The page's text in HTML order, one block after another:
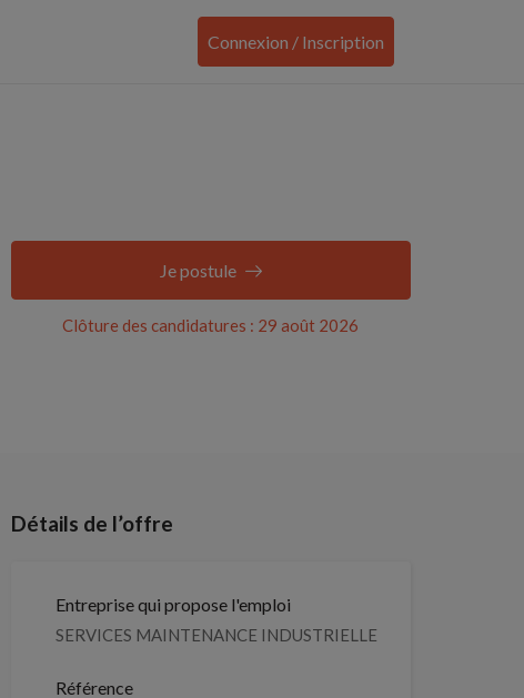
Connexion / Inscription
Clôture des candidatures : 29 août 2026
Je postule
Détails de l’offre
Entreprise qui propose l'emploi
SERVICES MAINTENANCE INDUSTRIELLE
Référence